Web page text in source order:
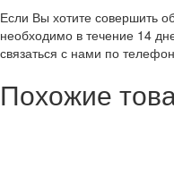
Если Вы хотите совершить
необходимо в течение 14
связаться с нами по
Похожие